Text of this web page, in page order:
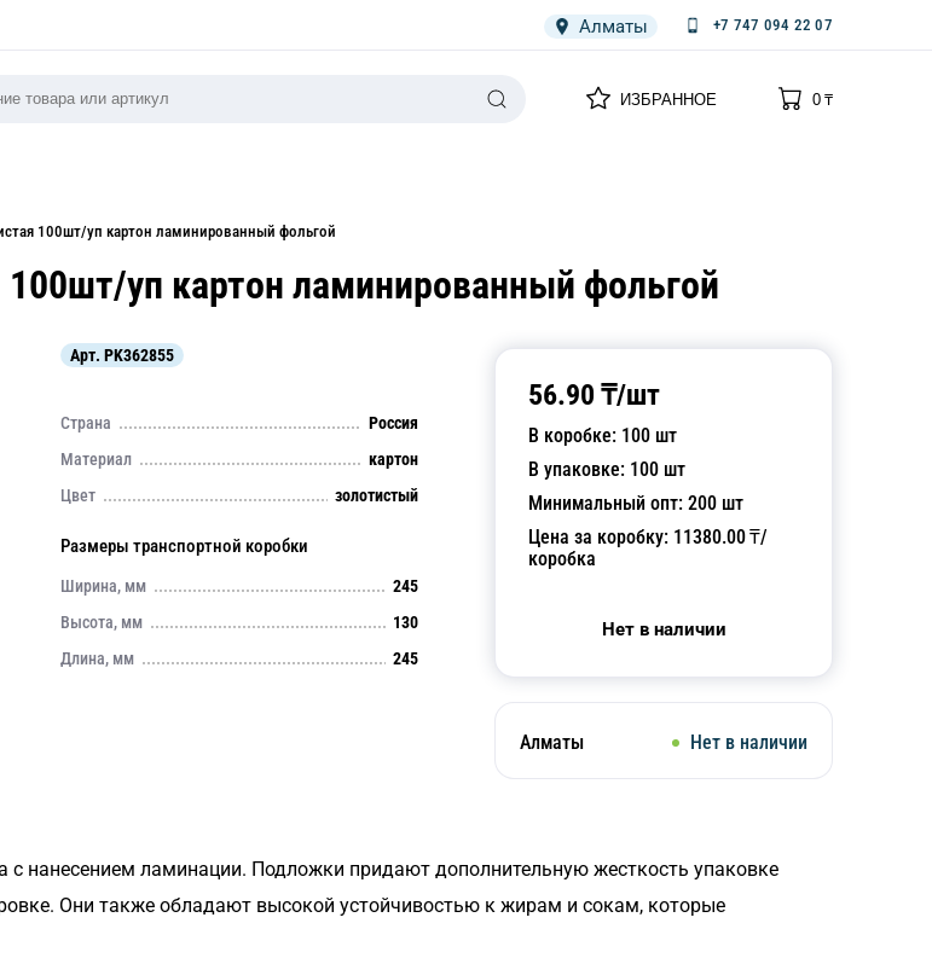
Алматы +7 747 094 22 07
ИЗБРАННОЕ
0
0₸
100шт/уп картон ламинированный фольгой
уп картон ламинированный фольгой
56.90 ₸/шт
В коробке: 100 шт
В упаковке: 100 шт
Минимальный опт: 200 шт
Цена за коробку: 11380.00₸/
коробка
Нет в наличии
Алматы Нет в наличии
Арт. PK362855
Страна
Россия
Материал
картон
Цвет
золотистый
Размеры транспортной коробки
Ширина, мм
245
Высота, мм
130
Длина, мм
245
нанесением ламинации. Подложки придают дополнительную жесткость упаковке
Они также обладают высокой устойчивостью к жирам и сокам, которые